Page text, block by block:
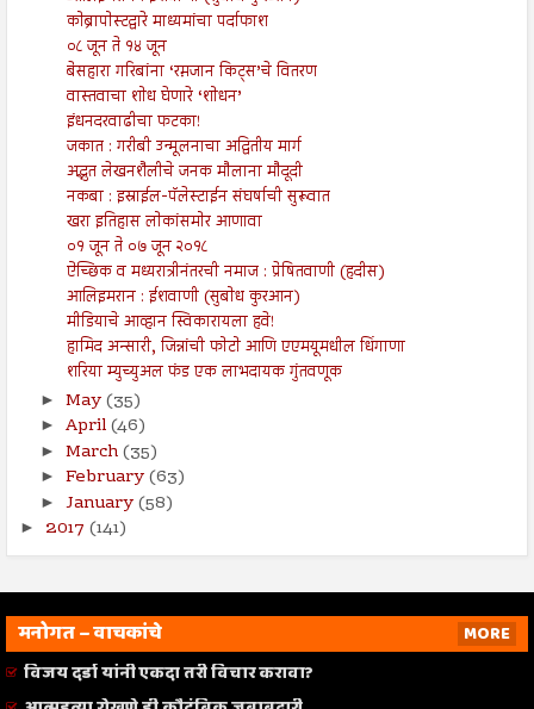
कोब्रापोस्टद्वारे माध्यमांचा पर्दाफाश
०८ जून ते १४ जून
बेसहारा गरिबांना ‘रम़जान किट्स’चे वितरण
वास्तवाचा शोध घेणारे ‘शोधन’
इंधनदरवाढीचा फटका!
जकात : गरीबी उन्मूलनाचा अद्वितीय मार्ग
अद्भुत लेखनशैलीचे जनक मौलाना मौदूदी
नकबा : इस्राईल-पॅलेस्टाईन संघर्षाची सुरूवात
खरा इतिहास लोकांसमोर आणावा
०१ जून ते ०७ जून २०१८
ऐच्छिक व मध्यरात्रीनंतरची नमाज : प्रेषितवाणी (हदीस)
आलिइमरान : ईशवाणी (सुबोध कुरआन)
मीडियाचे आव्हान स्विकारायला हवे!
हामिद अन्सारी, जिन्नांची फोटो आणि एएमयूमधील धिंगाणा
शरिया म्युच्युअल फंड एक लाभदायक गुंतवणूक
► May(35)
► April(46)
► March(35)
► February(63)
► January(58)
► 2017 (141)
मनोगत – वाचकांचे
MORE
विजय दर्डा यांनी एकदा तरी विचार करावा?